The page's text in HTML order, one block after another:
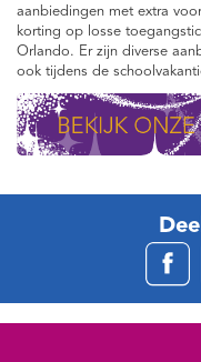
aanbiedingen met extra
korting op losse
Orlando. Er zijn diverse
ook tijdens de